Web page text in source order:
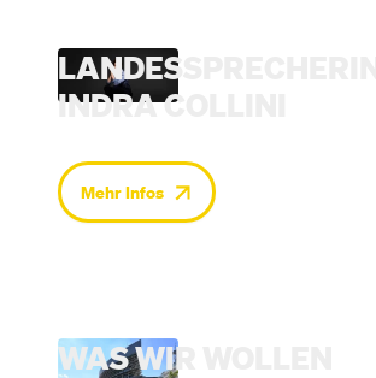
LANDES­SPRECHERIN
INDRA COLLINI
Mehr Infos
WAS WIR WOLLEN